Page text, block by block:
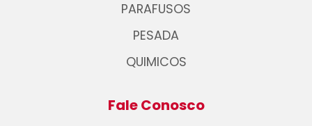
PARAFUSOS
PESADA
QUIMICOS
Fale Conosco